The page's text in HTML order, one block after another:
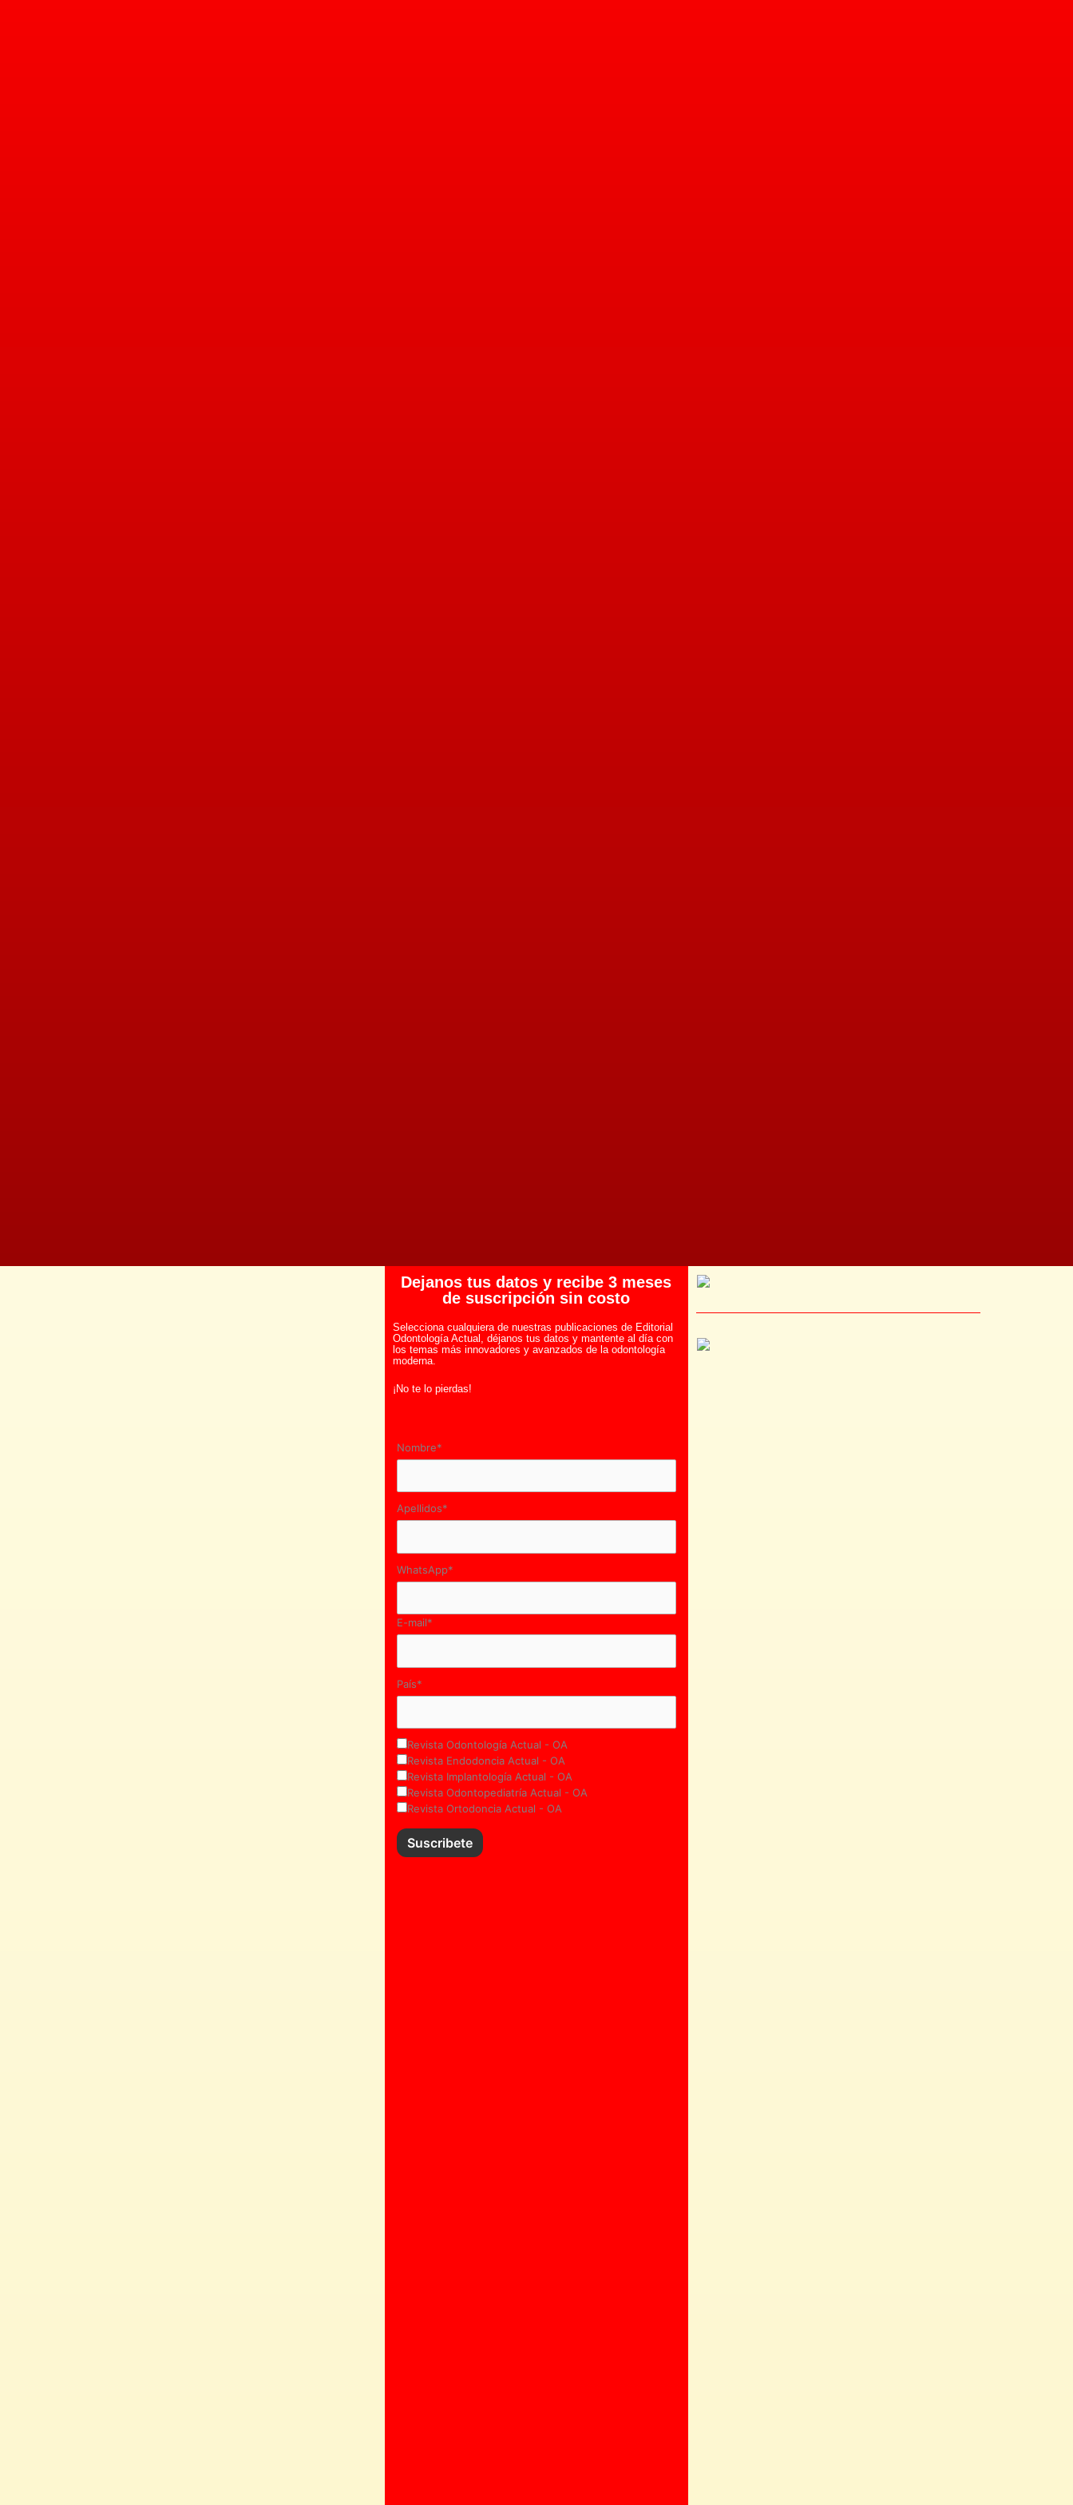
Dejanos tus datos y recibe 3 meses
de suscripción sin costo
Selecciona cualquiera de nuestras publicaciones de Editorial
Odontología Actual, déjanos tus datos y mantente al día con
los temas más innovadores y avanzados de la odontología
moderna.
¡No te lo pierdas!
Nombre*
Apellidos*
WhatsApp*
E-mail*
País*
Revista Odontología Actual - OA
Revista Endodoncia Actual - OA
Revista Implantología Actual - OA
Revista Odontopediatría Actual - OA
Revista Ortodoncia Actual - OA